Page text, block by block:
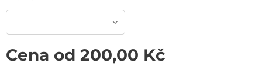
Cena od 200,00 Kč